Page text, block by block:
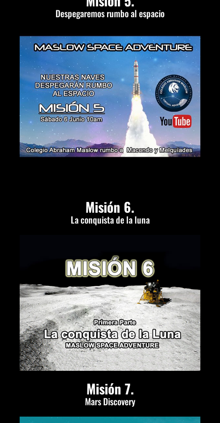
Despegaremos rumbo al espacio
Misión 6.
La conquista de la luna
Misión 7.
Mars Discovery